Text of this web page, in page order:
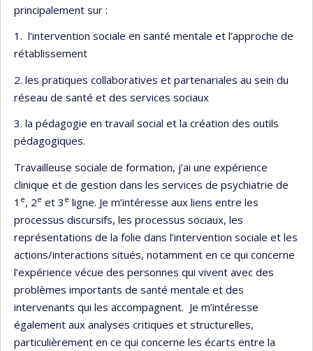
principalement sur :
1. l’intervention sociale en santé mentale et l’approche de
rétablissement
2. les pratiques collaboratives et partenariales au sein du
réseau de santé et des services sociaux
3. la pédagogie en travail social et la création des outils
pédagogiques.
Travailleuse sociale de formation, j’ai une expérience
clinique et de gestion dans les services de psychiatrie de
1 e, 2e et 3 e ligne. Je m’intéresse aux liens entre les
processus discursifs, les processus sociaux, les
représentations de la folie dans l’intervention sociale et les
actions/interactions situés, notamment en ce qui concerne
l’expérience vécue des personnes qui vivent avec des
problèmes importants de santé mentale et des
intervenants qui les accompagnent. Je m’intéresse
également aux analyses critiques et structurelles,
particulièrement en ce qui concerne les écarts entre la